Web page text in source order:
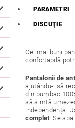
PARAMETRI
DISCUŢIE
Cei mai buni
confortabilă
Pantalonii de
ajutându-i să
din bumbac
să simtă
independența.
complet. Se